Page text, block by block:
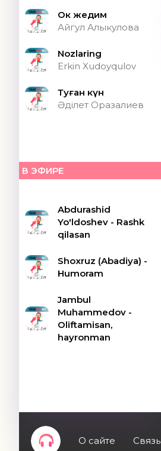
Ок жедим
Айгул Алыкулова
Nozlaring
Erkin Xudoyqulov
Туған күн
Әділет Оразалиев
В ЭФИРЕ
Abdurashid
Yo'ldoshev - Rashk
qilasan
Shoxruz (Abadiya) -
Humoram
Jambul
Muhammedov -
Oliftamisan,
hayronman
О сайте Связь